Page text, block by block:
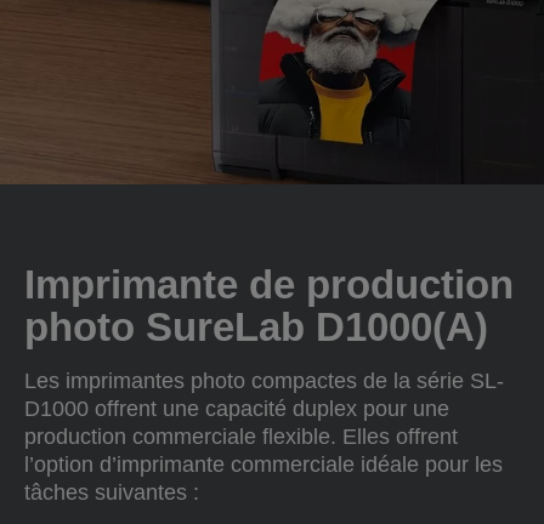
Imprimante de production
photo SureLab D1000(A)
Les imprimantes photo compactes de la série SL-
D1000 offrent une capacité duplex pour une
production commerciale flexible. Elles offrent
l’option d’imprimante commerciale idéale pour les
tâches suivantes :